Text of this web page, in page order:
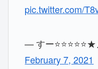
pic.twitter.com/
— すー
February 7, 2021